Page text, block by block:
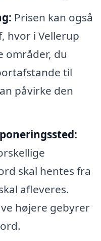
Prisen kan også
hvor i Vellerup
områder, du
til
påvirke den
skal hentes fra
afleveres.
højere gebyrer